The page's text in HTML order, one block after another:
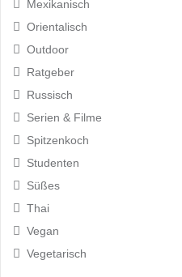
Mexikanisch
Orientalisch
Outdoor
Ratgeber
Russisch
Serien & Filme
Spitzenkoch
Studenten
Süßes
Thai
Vegan
Vegetarisch